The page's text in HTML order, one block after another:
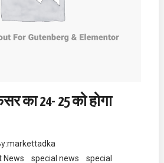
का 24- 25 को होगा
markettadka
News special news
special